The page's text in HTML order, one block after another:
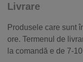
Livrare
Produsele care sunt
ore. Termenul de
la comandă e de 7-